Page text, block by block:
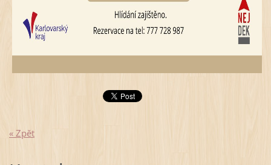
« Zpět